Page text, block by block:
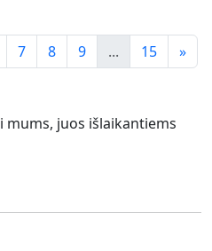
7 8 9 ... 15 »
juos išlaikantiems